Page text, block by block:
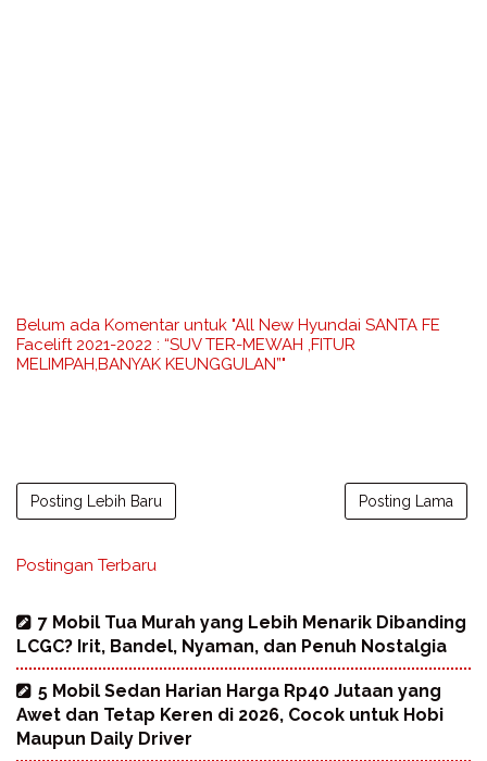
Belum ada Komentar untuk "All New Hyundai SANTA FE
Facelift 2021-2022 : “SUV TER-MEWAH ,FITUR
MELIMPAH,BANYAK KEUNGGULAN”"
Posting Lebih Baru Posting Lama
Postingan Terbaru
7 Mobil Tua Murah yang Lebih Menarik Dibanding
LCGC? Irit, Bandel, Nyaman, dan Penuh Nostalgia
5 Mobil Sedan Harian Harga Rp40 Jutaan yang
Awet dan Tetap Keren di 2026, Cocok untuk Hobi
Maupun Daily Driver